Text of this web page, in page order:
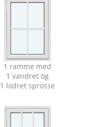
1 ramme med
1 vandret og
1 lodret sprosse